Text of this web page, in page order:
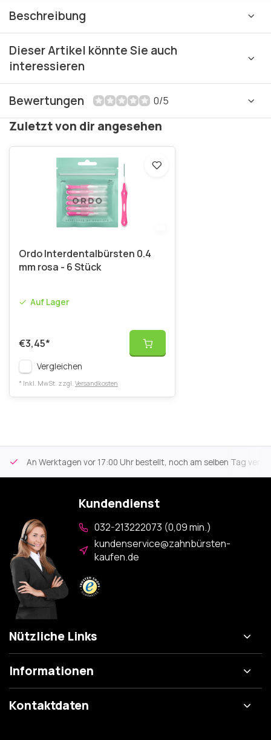
Beschreibung
Dieser Artikel könnte Sie auch
interessieren
Bewertungen 0/5
Zuletzt von dir angesehen
Ordo Interdentalbürsten 0.4
mm rosa - 6 Stück
Auf Lager
€3,45*
Vergleichen
* Inkl. MwSt. zzgl. Versandkosten
An Werktagen vor 17:00 Uhr bestellt, noch am selben Tag
Kundendienst
032-213222073 (0,09 min.)
kundenservice@zahnbürsten-
kaufen.de
Nützliche Links
Informationen
Kontaktdaten